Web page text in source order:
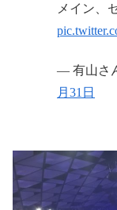
メイン、
— 有山さ
月31日